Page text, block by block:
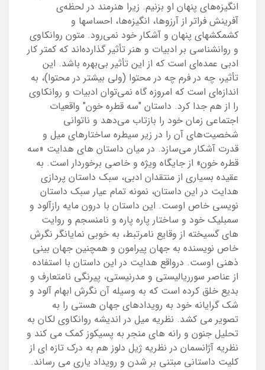
انگیزه‌های پنهان او بزنیم. زیرا هنرمند در لحظه‌ی
آفرینش فراتر از آرزوها، انگیزه‌ها، احساسها و
کشمکشهای پنهان و آشکار خود نمی‌رود. متون روانکاوی
و روانشناسی بر ادبیات و هنر تأثیر گذارده‌اند که کمتر کار
ادبی عمده‌ای است که از این تأثیر بی‌بهره باشد. این
تأثیر، چه در فرم چه در محتوا (ولی بیشتر در محتوا)، به
اندازه‌ای است که امروزه گاه نمی‌توان ادبیات و روانکاوی
را از هم جدا کرد. داستان "سه قطره خون" واقعیات
اجتماعی زمان خود را بازتاب می‌دهد و ناتوانی
شخصیت‌های آن را در زیر سیطره ساختارهای میل و
قدرت آشکار می‌سازد. در میان داستان های هدایت «سه
قطره خون» از جایگاه ویژه و خاصی برخوردار است. به
عقیده بسیاری از منتقدان ادبی، سبک داستان پردازی
هدایت در این داستان، نمونه تمام عیار سبک داستان
نویسی خاص اوست. این داستان با درون مایه رازآلود و
سمبلیک خود و ساختار پاره پاره و نامنسجم و روایت
های گسیخته از وقایع نامرتبط، به خوبی نمایانگر نگرش
خاص نویسنده به جهان پیرامون و همچنین جهان بینی
ذهنی اوست. درواقع هدایت در این داستان با استفاده
از عناصر سورریالیستی و مدرنیستی، پیرنگی نامتعارف و
بدیع خلق کرده است که به وسیله آن نگرش ابهام آلود و
شک گرایانه خود به رویدادهای جهان هستی را به
تصویر می کشد. نظریه میل در اندیشه روانکاوی لکان به
تحلیل جنون و رانه های منجر به پسیکوز کمک می کند و
نظریه آژانسمان در نظریه ژیل دلوز هم به درک تازه ای از
کلیت داستانی مبتنی بر شدن و رویداد یاری می رساند.